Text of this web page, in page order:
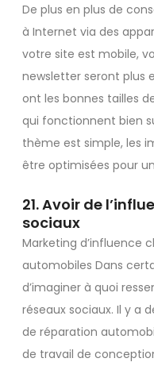
De plus en plus de
à Internet via des
votre site est mobile,
newsletter seront plus
ont les bonnes tailles
qui fonctionnent bien
thème est simple, les
être optimisées pour
21. Avoir de
sociaux
Marketing d’influence
automobiles Dans
d’imaginer à quoi
réseaux sociaux. Il y a
de réparation
de travail de